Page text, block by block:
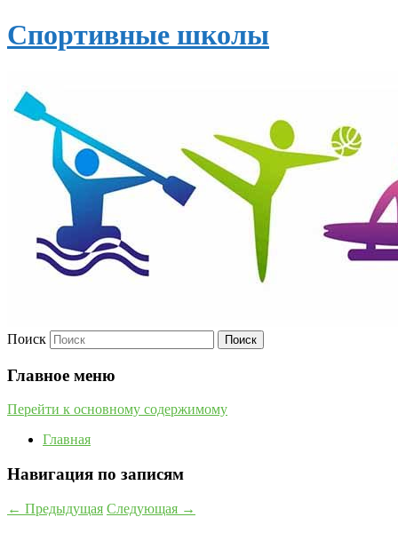
Спортивные школы
Поиск
Главное меню
Перейти к основному содержимому
Главная
Навигация по записям
← Предыдущая Следующая →